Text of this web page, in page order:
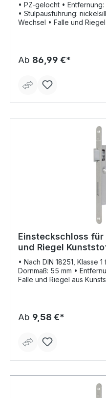
• PZ-gelocht • Entfernung: 72 mm • Drückernuss: 8 mm
• Stulpausführung:
Wechsel • Falle und Riegel Zinkdruckguss verzinkt •
Ab 86,99 €*
Einsteckschloss
und Riegel
• Nach DIN 18251, Klasse 1 für
Dornmaß: 55 mm • Entfernung: 72 mm • Nuss: 8 mm •
Falle und Riegel aus Kunststoff • Ohne Wechsel
Ab 9,58 €*